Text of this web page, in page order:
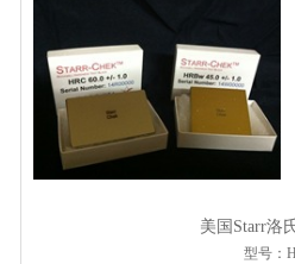
美国Starr洛
型号：